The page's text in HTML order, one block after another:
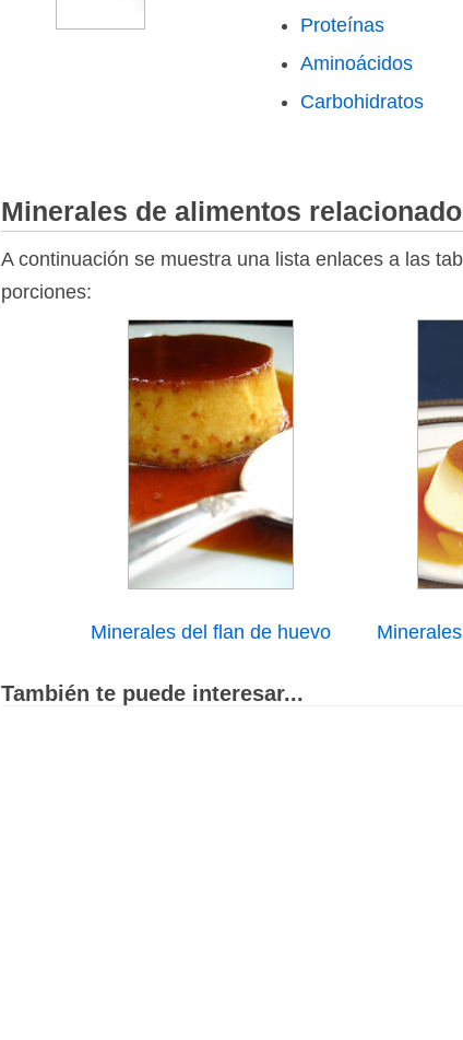
Proteínas
Aminoácidos
Carbohidratos
Minerales de alimentos
A continuación se muestra una lista enlaces a las
porciones:
Minerales del flan de huevo
También te puede interesar...